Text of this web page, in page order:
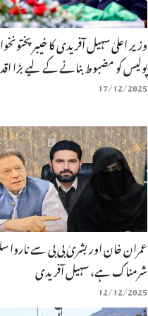
وزیر اعلیٰ سہیل آفریدی کا خیبر پختونخوا
پولیس کو مضبوط بنانے کے لیے بڑا
17/12/2025
عمران خان اور بشریٰ بی بی سے
شرمناک ہے، سہیل آفریدی
12/12/2025